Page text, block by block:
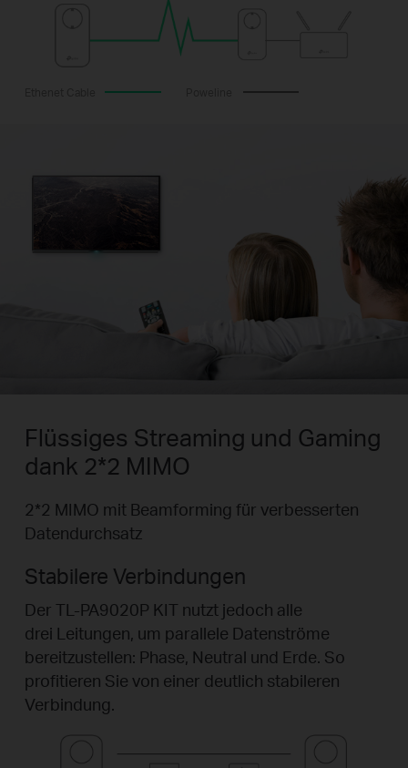
Flüssiges Streaming und Gaming
dank 2*2 MIMO
2*2 MIMO mit Beamforming für verbesserten
Datendurchsatz
Stabilere Verbindungen
Der TL-PA9020P KIT nutzt jedoch alle
drei Leitungen, um parallele Datenströme
bereitzustellen: Phase, Neutral und Erde. So
profitieren Sie von einer deutlich stabileren
Verbindung.